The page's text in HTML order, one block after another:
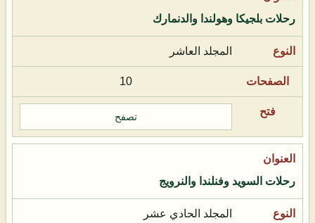
رحلات بلجيكا وهولندا والدنمارك
المجلد العاشر
10
تصفح
رحلات السويد وفنلندا والنرويج
المجلد الحادي عشر